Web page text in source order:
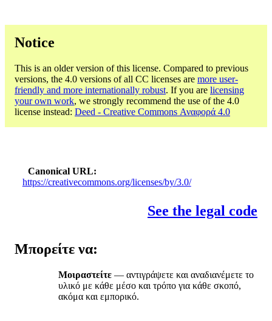
Notice
This is an older version of this license. Compared to previous
versions, the 4.0 versions of all CC licenses are more user-
friendly and more internationally robust. If you are licensing
your own work, we strongly recommend the use of the 4.0
license instead: Deed - Creative Commons Αναφορά 4.0
Canonical URL
https://creativecommons.org/licenses/by/3.0/
See the legal code
Μπορείτε να:
Μοιραστείτε — αντιγράψετε και αναδιανέμετε το
υλικό με κάθε μέσο και τρόπο για κάθε σκοπό,
ακόμα και εμπορικό.